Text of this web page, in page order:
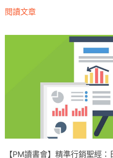
閱讀文章
【PM讀書會】精準行銷聖經